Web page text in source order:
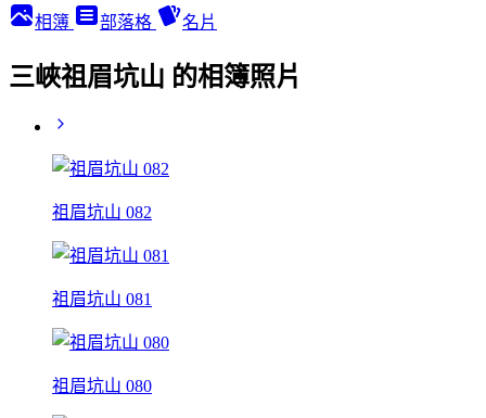
相簿 部落格 名片
三峽祖眉坑山 的相簿照片
祖眉坑山 082
祖眉坑山 081
祖眉坑山 080